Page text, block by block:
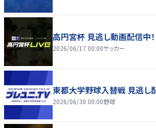
高円宮杯 見逃し動画配信中！
2026/06/17 00:00サッカー
東都大学野球入替戦 見逃し
2026/06/30 00:00野球